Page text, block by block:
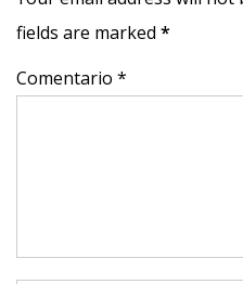
fields are marked *
Comentario *